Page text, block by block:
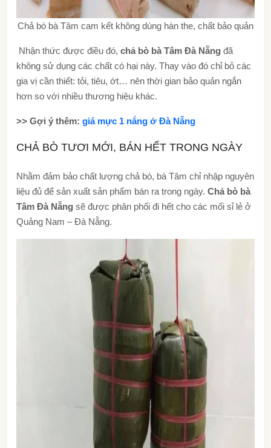
Chả bò bà Tâm cam kết không dùng hàn the, chất bảo quản
Nhận thức được điều đó, chả bò bà Tâm Đà Nẵng đã
không sử dụng các chất có hại này. Thay vào đó chỉ bỏ các
gia vị cần thiết: tỏi, tiêu, ớt… nên thời gian bảo quản ngắn
hơn so với nhiều thương hiệu khác.
>> Gợi ý thêm: giá mực 1 nắng ở Đà Nẵng
CHẢ BÒ TƯƠI MỚI, BÁN HẾT TRONG NGÀY
Nhằm đảm bảo chất lượng chả bò, bà Tâm chỉ nhập nguyên
liệu đủ để sản xuất sản phẩm bán ra trong ngày. Chả bò bà
Tâm Đà Nẵng sẽ được phân phối đi hết cho các mối sỉ lẻ ở
Quảng Nam – Đà Nẵng.